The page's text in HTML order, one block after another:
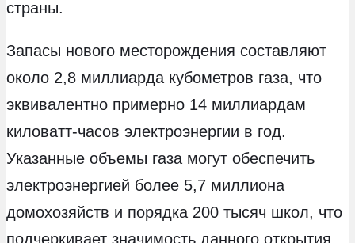
страны.
Запасы нового месторождения составляют
около 2,8 миллиарда кубометров газа, что
эквивалентно примерно 14 миллиардам
киловатт-часов электроэнергии в год.
Указанные объемы газа могут обеспечить
электроэнергией более 5,7 миллиона
домохозяйств и порядка 200 тысяч школ, что
подчеркивает значимость данного открытия